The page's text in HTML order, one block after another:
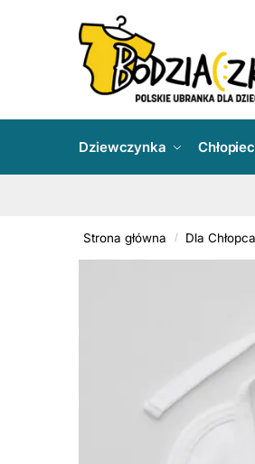
Dziewczynka Chłopiec
Strona główna / Dla Chłopca